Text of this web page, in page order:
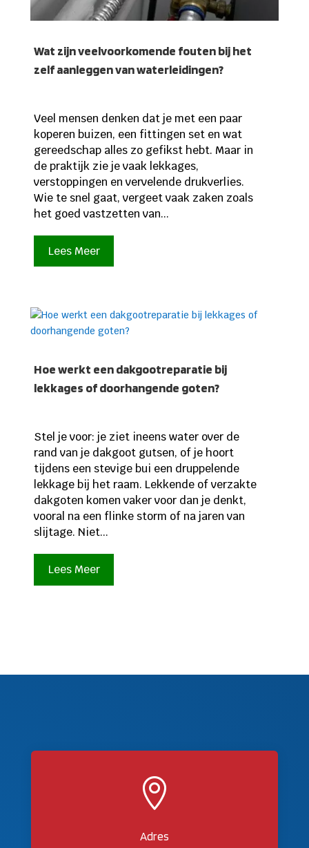
Wat zijn veelvoorkomende fouten bij het
zelf aanleggen van waterleidingen?
Veel mensen denken dat je met een paar
koperen buizen, een fittingen set en wat
gereedschap alles zo gefikst hebt. Maar in
de praktijk zie je vaak lekkages,
verstoppingen en vervelende drukverlies.
Wie te snel gaat, vergeet vaak zaken zoals
het goed vastzetten van...
Lees Meer
Hoe werkt een dakgootreparatie bij
lekkages of doorhangende goten?
Stel je voor: je ziet ineens water over de
rand van je dakgoot gutsen, of je hoort
tijdens een stevige bui een druppelende
lekkage bij het raam. Lekkende of verzakte
dakgoten komen vaker voor dan je denkt,
vooral na een flinke storm of na jaren van
slijtage. Niet...
Lees Meer

Adres